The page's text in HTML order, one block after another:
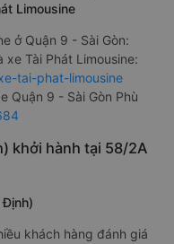
Limousine
ở Quận 9 - Sài Gòn:
Tài Phát Limousine:
tai-phat-limousine
Quận 9 - Sài Gòn Phù
khởi hành tại 58/2A
Định)
khách hàng đánh giá